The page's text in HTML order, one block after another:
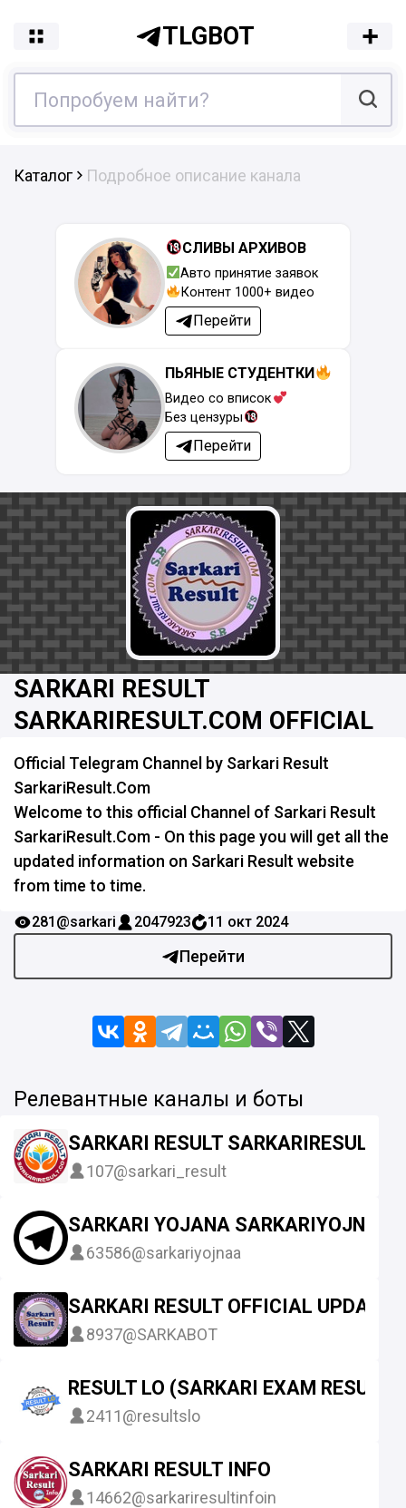
TLGBOT
Каталог Подробное описание канала
СЛИВЫ АРХИВОВ
Авто принятие заявок
Контент 1000+ видео
Перейти
ПЬЯНЫЕ СТУДЕНТКИ
Видео со вписок
Без цензуры
Перейти
SARKARI RESULT
SARKARIRESULT.COM OFFICIAL
Official Telegram Channel by Sarkari Result
SarkariResult.Com
Welcome to this official Channel of Sarkari Result
SarkariResult.Com - On this page you will get all the
updated information on Sarkari Result website
from time to time.
Перейти
281 @sarkari 2047923 11 окт 2024
Релевантные каналы и боты
SARKARI RESULT
107@sarkari_result
SARKARI YOJANA
63586@sarkariyojnaa
SARKARI RESULT OFFICIAL
8937@SARKABOT
RESULT LO (SARKARI EXAM RESULT)
2411@resultslo
SARKARI RESULT INFO
14662@sarkariresultinfoin